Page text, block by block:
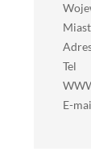
Tel
E-